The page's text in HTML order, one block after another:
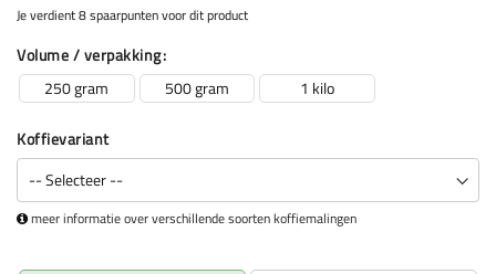
Je verdient 8 spaarpunten voor dit product
Volume / verpakking
250 gram
500 gram 1 kilo
Koffievariant
meer informatie over verschillende soorten koffiemalingen